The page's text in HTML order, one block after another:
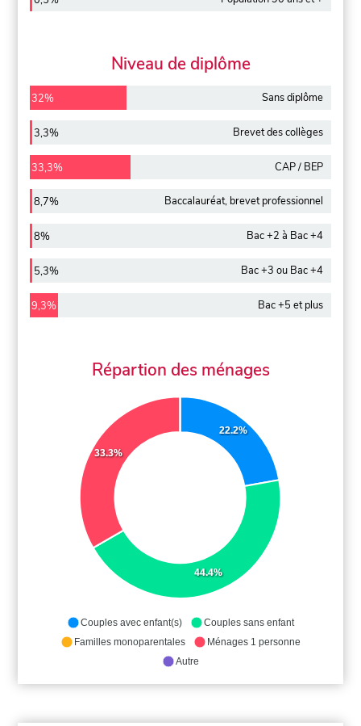
Niveau de diplôme
32% Sans diplôme
3,3% Brevet des collèges
33,3% CAP / BEP
8,7% Baccalauréat, brevet professionnel
8% Bac +2 à Bac +4
5,3% Bac +3 ou Bac +4
9,3% Bac +5 et plus
Répartion des ménages
22.2%
44.4%
33.3%
Couples avec enfant(s)
Couples sans enfant
Familles monoparentales
Ménages 1 personne
Autre